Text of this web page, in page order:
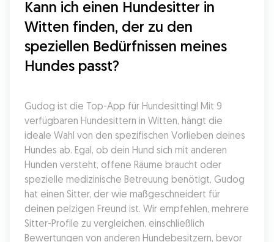
Kann ich einen Hundesitter in
Witten finden, der zu den
speziellen Bedürfnissen meines
Hundes passt?
Gudog ist die Top-App für Hundesitting! Mit 9
verfügbaren Hundesittern in Witten, hängt die
ideale Wahl von den spezifischen Vorlieben deines
Hundes ab. Egal, ob dein Hund sich mit anderen
Hunden versteht, offene Räume braucht oder
spezielle medizinische Betreuung benötigt, Gudog
hat einen Sitter, der wie maßgeschneidert für
deinen pelzigen Freund ist. Wir empfehlen, mehrere
Sitter-Profile zu vergleichen, einschließlich
Bewertungen von anderen Hundebesitzern, bevor